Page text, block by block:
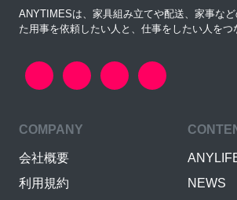
ANYTIMESは、家具組み立てや配送、家事な
た用事を依頼したい人と、仕事をしたい人をつ
COMPANY
会社概要
利用規約
NEWS